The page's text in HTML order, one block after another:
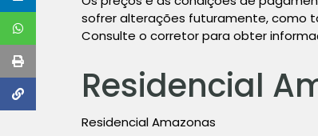
sofrer alterações futuramente, como
Consulte o corretor para obter
Residencial
Residencial Amazonas